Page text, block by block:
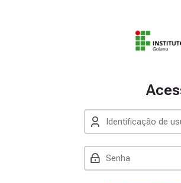
Identificação de usuário
Senha